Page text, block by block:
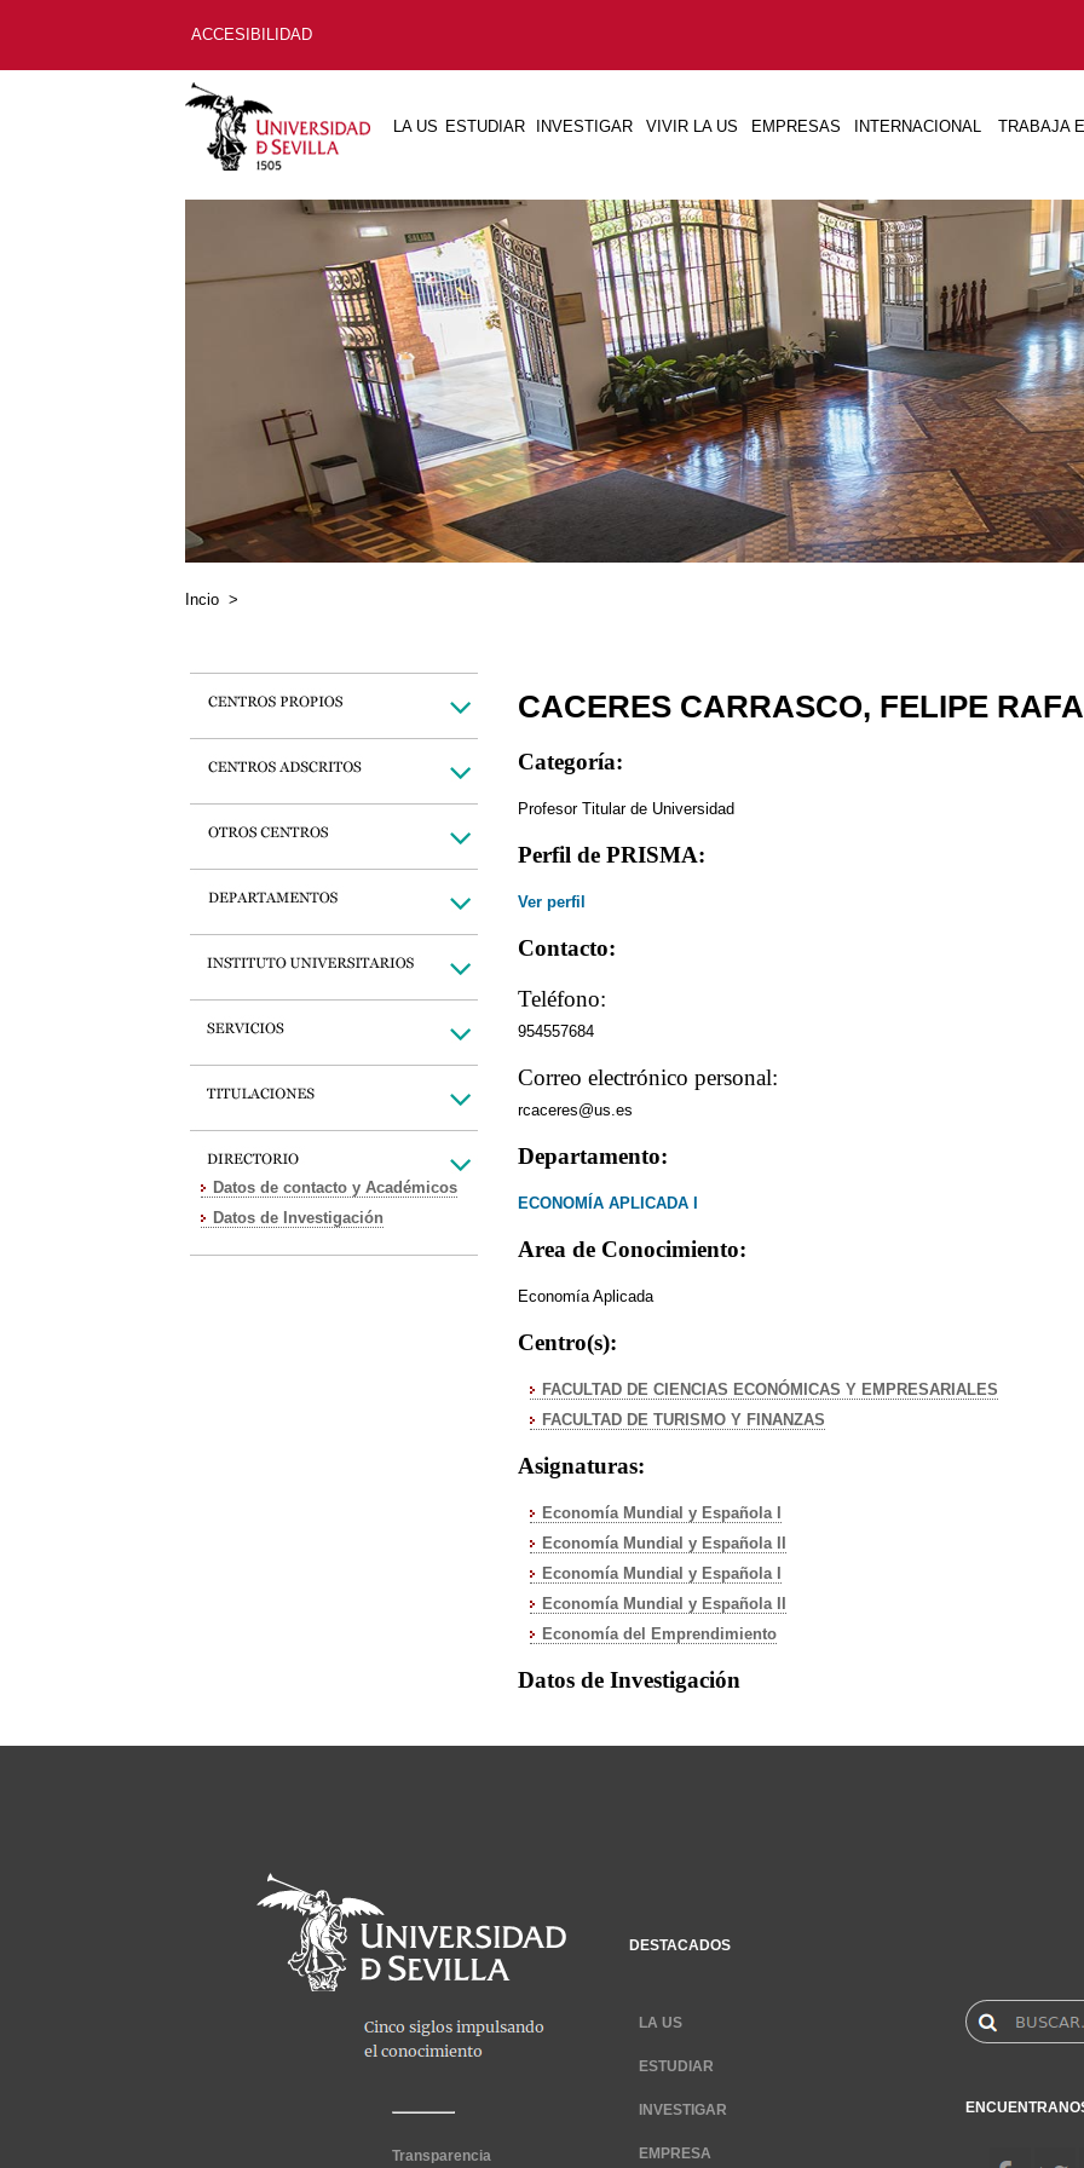
ACCESIBILIDAD
LA US ESTUDIAR INVESTIGAR VIVIR LA US EMPRESAS INTERNACIONAL TRABAJA
Incio >
Datos de contacto y Académicos
Datos de Investigación
CACERES CARRASCO, FELIPE
Categoría:
Profesor Titular de Universidad
Perfil de PRISMA:
Ver perfil
Contacto:
Teléfono:
954557684
Correo electrónico personal:
rcaceres@us.es
Departamento:
ECONOMÍA APLICADA I
Area de Conocimiento:
Economía Aplicada
Centro(s):
FACULTAD DE CIENCIAS ECONÓMICAS Y EMPRESARIALES
FACULTAD DE TURISMO Y FINANZAS
Asignaturas:
Economía Mundial y Española I
Economía Mundial y Española II
Economía Mundial y Española I
Economía Mundial y Española II
Economía del Emprendimiento
Datos de Investigación
Transparencia
DESTACADOS
LA US
ESTUDIAR
INVESTIGAR
EMPRESA